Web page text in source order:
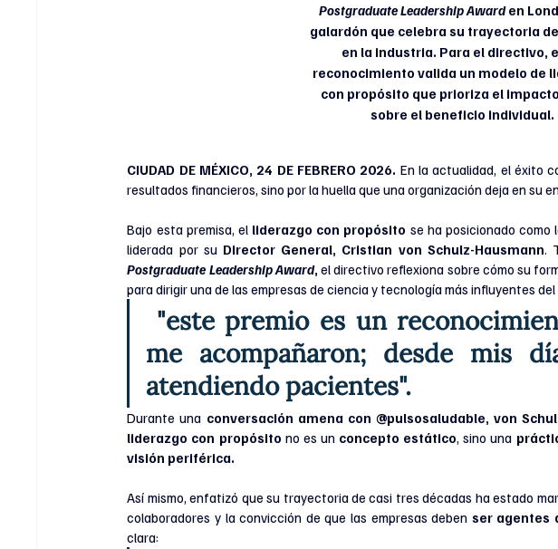
Postgraduate Leadership Award en
galardón que celebra su trayectoria
en la industria. Para el directivo,
reconocimiento valida un modelo de
con propósito que prioriza el
sobre el beneficio individual.
CIUDAD DE MÉXICO, 24 DE FEBRERO 2026. En la actualidad, el éxito
resultados financieros, sino por la huella que una organización deja en su
Bajo esta premisa, el liderazgo con propósito se ha posicionado como
liderada por su Director General, Cristian von Schulz-Hausmann.
Postgraduate Leadership Award, el directivo reflexiona sobre cómo su
para dirigir una de las empresas de ciencia y tecnología más influyentes
me acompañaron; desde mis
atendiendo pacientes".
Durante una conversación amena con @pulsosaludable, von
liderazgo con propósito no es un concepto estático, sino una
visión periférica.
Así mismo, enfatizó que su trayectoria de casi tres décadas ha estado
colaboradores y la convicción de que las empresas deben ser agentes
clara: